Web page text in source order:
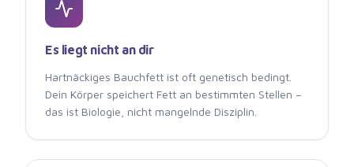
Es liegt nicht an dir
Hartnäckiges Bauchfett ist oft genetisch bedingt.
Dein Körper speichert Fett an bestimmten Stellen –
das ist Biologie, nicht mangelnde Disziplin.